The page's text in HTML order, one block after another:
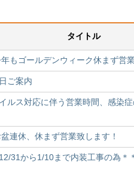
タイトル
もゴールデンウィーク休まず営
ご案内
ルス対応に伴う営業時間、感染
連休、休まず営業致します！
31から1/10まで内装工事の為